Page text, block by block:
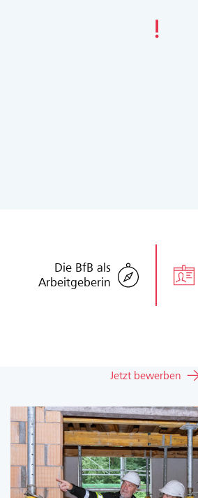
Die BfB als
Arbeitgeberin
Erkennbare
Ein klares Bekenntnis
Identifikation.
Jetzt bewerben